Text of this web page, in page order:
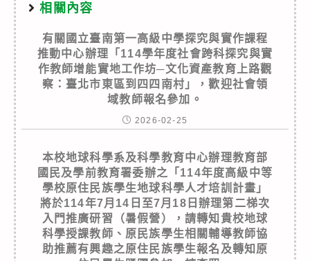
相關內容
有關國立臺南第一高級中學探究與實作課程
推動中心辦理「114學年度社會跨科探究與實
作教師增能實地工作坊─文化資產教育上路觀
察：臺北市東區到四四南村」，歡迎社會領
域教師報名參加。
2026-02-25
本校地球科學系及科學教育中心辦理教育部
國民及學前教育署委辦之「114年度高級中等
學校原住民族學生地球科學人才培訓計畫」
將於114年7月14日至7月18日辦理第二梯次
入門推廣研習（暑假營），請轉知貴校地球
科學授課教師、原民族學生相關輔導教師協
助推薦有興趣之原住民族學生報名及轉知原